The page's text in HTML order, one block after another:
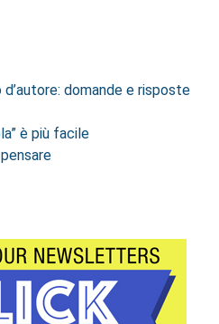
domande e risposte
è più facile